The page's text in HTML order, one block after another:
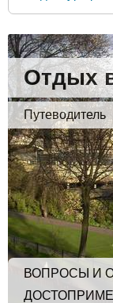
Отдых
Путеводитель
ВОПРОСЫ И